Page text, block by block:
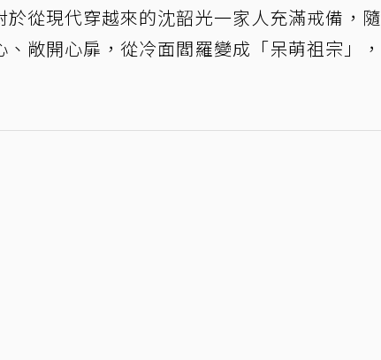
從現代穿越來的沈韶光一家人充滿戒備，隨
敞開心扉，從冷面閻羅變成「呆萌祖宗」，